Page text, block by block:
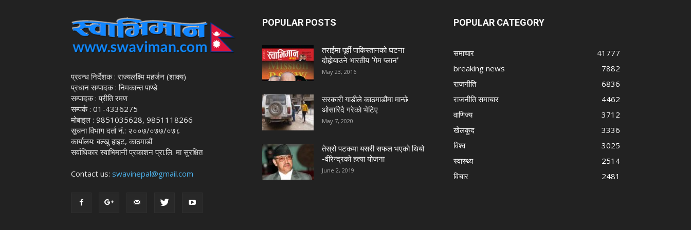
प्रवन्ध निर्देशक : राज्यलक्ष्मि महर्जन (शाक्य)
प्रधान सम्पादक : निमकान्त पाण्डे
सम्पादक : प्रीति रमण
सम्पर्क : 01-4336275
मोबाइल : 9851035628, 9851118266
सूचना विभाग दर्ता नं.: २००७/०७७/०७८
कार्यालय: बल्खु हाइट, काठमाडौं
सर्वाधिकार स्वाभिमानी प्रकाशन प्रा.लि. मा सुरक्षित
Contact us: swavinepal@gmail.com
POPULAR POSTS
तराईमा पूर्वी पाकिस्तानको घटना
दोहोर्‍याउने भारतीय ‘गेम प्लान’
May 23, 2016
सरकारी गाडीले काठमाडौंमा मान्छे
ओसारिदै गरेकाे भेटिए
May 7, 2020
तेस्रो पटकमा यसरी सफल भएको थियो
-वीरेन्द्रको हत्या योजना
June 2, 2019
POPULAR CATEGORY
समाचार
41777
breaking news
7882
राजनीति
6836
राजनीति समाचार
4462
वाणिज्य
3712
खेलकुद
3336
विश्व
3025
स्वास्थ्य
2514
विचार
2481